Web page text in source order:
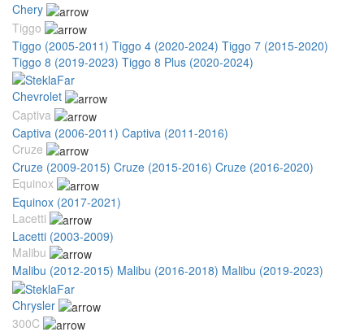
Chery
Tiggo
Tiggo (2005-2011) Tiggo 4 (2020-2024) Tiggo 7 (2015-2020)
Tiggo 8 (2019-2023) Tiggo 8 Plus (2020-2024)
Chevrolet
Captiva
Captiva (2006-2011) Captiva (2011-2016)
Cruze
Cruze (2009-2015) Cruze (2015-2016) Cruze (2016-2020)
Equinox
Equinox (2017-2021)
Lacetti
Lacetti (2003-2009)
Malibu
Malibu (2012-2015) Malibu (2016-2018) Malibu (2019-2023)
Chrysler
300C